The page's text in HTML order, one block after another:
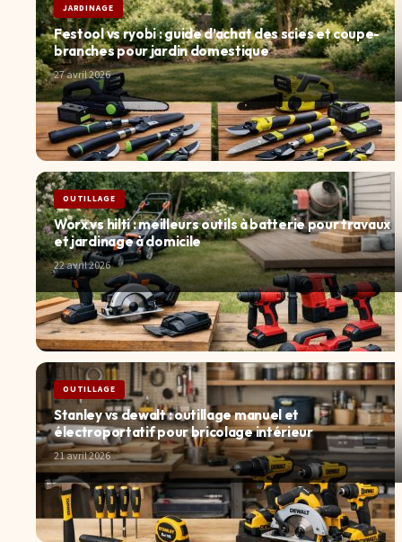
JARDINAGE
Festool vs ryobi : guide d’achat des scies et coupe-
branches pour jardin domestique
27 avril 2026
OUTILLAGE
Worx vs hilti : meilleurs outils à batterie pour travaux
et jardinage à domicile
22 avril 2026
OUTILLAGE
Stanley vs dewalt : outillage manuel et
électroportatif pour bricolage intérieur
21 avril 2026